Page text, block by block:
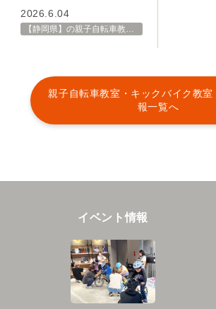
2026.6.04
【静岡県】の親子自転車教室・イベント 開催スケジュール一覧
親子自転車教室・キックバイク教
報一覧へ
イベント情報